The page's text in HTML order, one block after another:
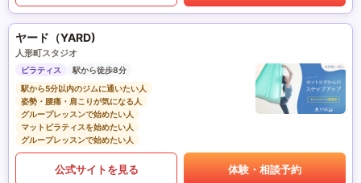
ヤード（YARD)
人形町スタジオ
ピラティス
駅から徒歩8分
駅から5分以内のジムに通いたい人
姿勢・腰痛・肩こりが気になる人
グループレッスンで始めたい人
マットピラティスを始めたい人
グループレッスンで始めたい人
公式サイトを見る 体験・相談予約